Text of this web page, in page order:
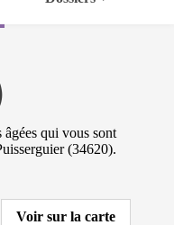
qui vous sont
(34620).
Voir sur la carte